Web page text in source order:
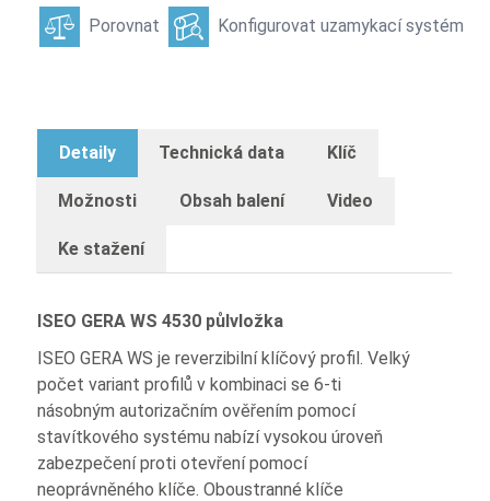
Porovnat Konfigurovat uzamykací systém
Detaily Technická data Klíč
Možnosti Obsah balení Video
Ke stažení
ISEO GERA WS 4530 půlvložka
ISEO GERA WS je reverzibilní klíčový profil. Velký
počet variant profilů v kombinaci se 6-ti
násobným autorizačním ověřením pomocí
stavítkového systému nabízí vysokou úroveň
zabezpečení proti otevření pomocí
neoprávněného klíče. Oboustranné klíče